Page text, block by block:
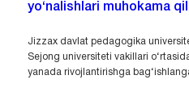
yo‘nalishlari muhokama
Jizzax davlat pedagogika
Sejong universiteti vakillari
yanada rivojlantirishga